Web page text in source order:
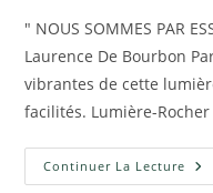
la
publication :
" NOUS SOMMES PAR
Laurence De Bourbon
vibrantes de cette
facilités. Lumière-
Continuer La Lecture